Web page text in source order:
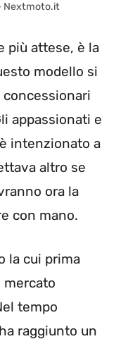
Nextmoto.it
più attese, è la
modello si
appassionati e
intenzionato a
altro se
ora la
con mano.
la cui prima
mercato
tempo
raggiunto un